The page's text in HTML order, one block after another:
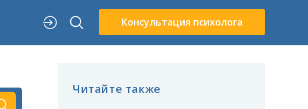
Консультация психолога
Читайте также